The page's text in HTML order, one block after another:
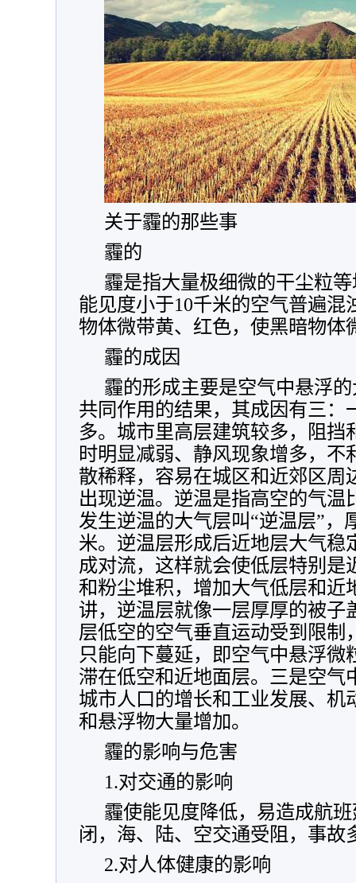
关于霾的那些事
霾的
霾是指大量极细微的干尘粒
能见度小于10千米的空气普遍混
物体微带黄、红色，使黑暗物体
霾的成因
霾的形成主要是空气中悬浮
共同作用的结果，其成因有三：
多。城市里高层建筑较多，阻挡
时明显减弱、静风现象增多，不
散稀释，容易在城区和近郊区周
出现逆温。逆温是指高空的气温
发生逆温的大气层叫“逆温层”，
米。逆温层形成后近地层大气稳
成对流，这样就会使低层特别是
和粉尘堆积，增加大气低层和近
讲，逆温层就像一层厚厚的被子
层低空的空气垂直运动受到限制
只能向下蔓延，即空气中悬浮微
滞在低空和近地面层。三是空气
城市人口的增长和工业发展、机
和悬浮物大量增加。
霾的影响与危害
1.对交通的影响
霾使能见度降低，易造成航
闭，海、陆、空交通受阻，事故
2.对人体健康的影响